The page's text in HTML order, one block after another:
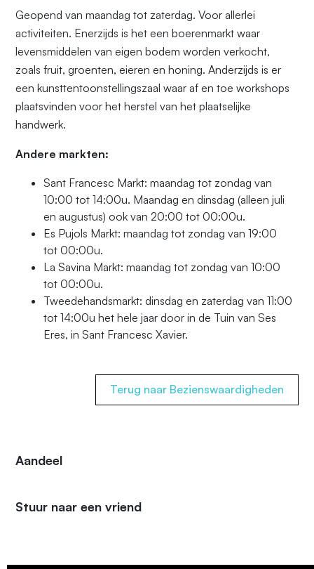
Geopend van maandag tot zaterdag. Voor allerlei
activiteiten. Enerzijds is het een boerenmarkt waar
levensmiddelen van eigen bodem worden verkocht,
zoals fruit, groenten, eieren en honing. Anderzijds is er
een kunsttentoonstellingszaal waar af en toe workshops
plaatsvinden voor het herstel van het plaatselijke
handwerk.
Andere markten:
Sant Francesc Markt: maandag tot zondag van
10:00 tot 14:00u. Maandag en dinsdag (alleen juli
en augustus) ook van 20:00 tot 00:00u.
Es Pujols Markt: maandag tot zondag van 19:00
tot 00:00u.
La Savina Markt: maandag tot zondag van 10:00
tot 00:00u.
Tweedehandsmarkt: dinsdag en zaterdag van 11:00
tot 14:00u het hele jaar door in de Tuin van Ses
Eres, in Sant Francesc Xavier.
Terug naar Bezienswaardigheden
Aandeel
Stuur naar een vriend